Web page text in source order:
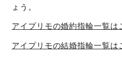
ょう。
アイプリモの婚約指輪一覧は
アイプリモの結婚指輪一覧は